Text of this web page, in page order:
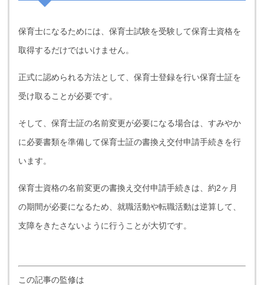
保育士になるためには、保育士試験を受験して保育士資格を
取得するだけではいけません。
正式に認められる方法として、保育士登録を行い保育士証を
受け取ることが必要です。
そして、保育士証の名前変更が必要になる場合は、すみやか
に必要書類を準備して保育士証の書換え交付申請手続きを行
います。
保育士資格の名前変更の書換え交付申請手続きは、約2ヶ月
の期間が必要になるため、就職活動や転職活動は逆算して、
支障をきたさないように行うことが大切です。
この記事の監修は